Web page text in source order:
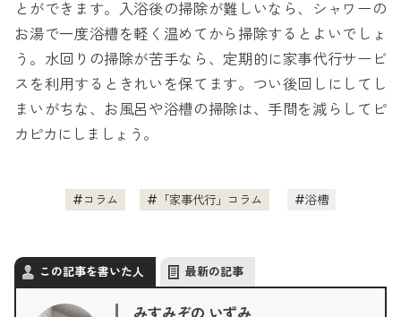
とができます。入浴後の掃除が難しいなら、シャワーの
お湯で一度浴槽を軽く温めてから掃除するとよいでしょ
う。水回りの掃除が苦手なら、定期的に家事代行サービ
スを利用するときれいを保てます。つい後回しにしてし
まいがちな、お風呂や浴槽の掃除は、手間を減らしてピ
カピカにしましょう。
コラム 「家事代行」コラム 浴槽
この記事を書いた人 最新の記事